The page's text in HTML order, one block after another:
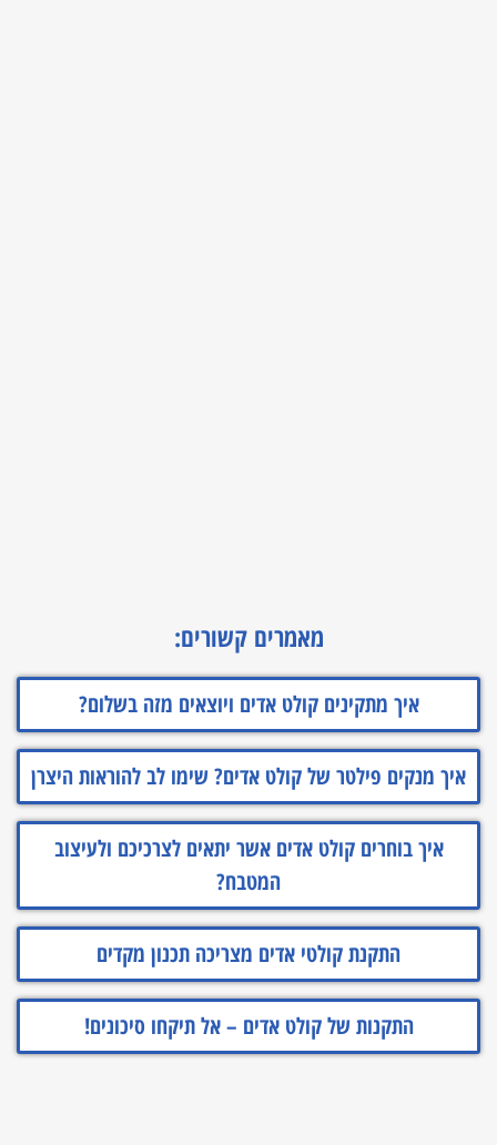
מאמרים קשורים:
איך מתקינים קולט אדים ויוצאים מזה בשלום?
איך מנקים פילטר של קולט אדים? שימו לב להוראות היצרן
איך בוחרים קולט אדים אשר יתאים לצרכיכם ולעיצוב
המטבח?
התקנת קולטי אדים מצריכה תכנון מקדים
התקנות של קולט אדים – אל תיקחו סיכונים!